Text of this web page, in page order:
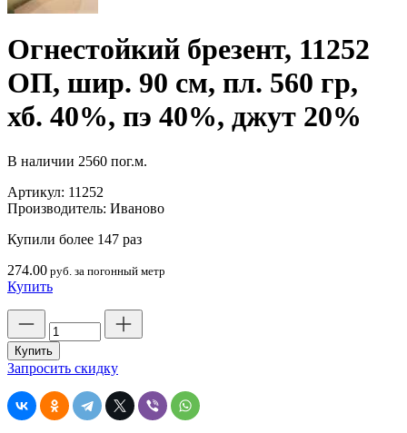
Огнестойкий брезент, 11252
ОП, шир. 90 см, пл. 560 гр,
хб. 40%, пэ 40%, джут 20%
В наличии 2560 пог.м.
Артикул: 11252
Производитель: Иваново
Купили более 147 раз
274.00 руб. за погонный метр
Купить
Количество
товара
Огнестойкий
брезент,
ОП,
шир.
Купить
Запросить скидку